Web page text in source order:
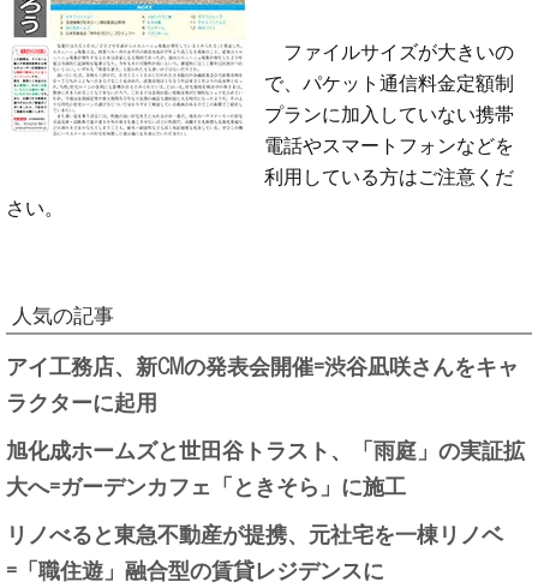
ファイルサイズが大きいの
で、パケット通信料金定額制
プランに加入していない携帯
電話やスマートフォンなどを
利用している方はご注意くだ
さい。
人気の記事
アイ工務店、新CMの発表会開催=渋谷凪咲さんをキャ
ラクターに起用
旭化成ホームズと世田谷トラスト、「雨庭」の実証拡
大へ=ガーデンカフェ「ときそら」に施工
リノべると東急不動産が提携、元社宅を一棟リノベ
=「職住遊」融合型の賃貸レジデンスに